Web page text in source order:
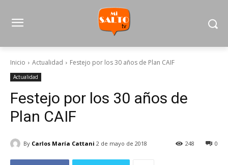
Inicio Actualidad Festejo por los 30 años de Plan CAIF
Actualidad
Festejo por los 30 años de
Plan CAIF
By Carlos María Cattani 2 de mayo de 2018 0
248